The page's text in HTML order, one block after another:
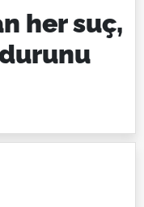
her suç,